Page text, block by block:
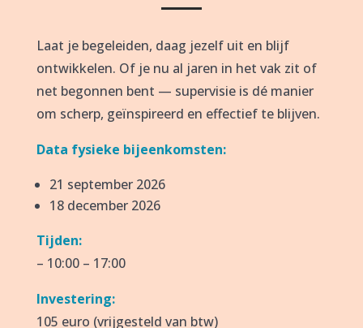
Laat je begeleiden, daag jezelf uit en blijf
ontwikkelen. Of je nu al jaren in het vak zit of
net begonnen bent — supervisie is dé manier
om scherp, geïnspireerd en effectief te blijven.
Data fysieke bijeenkomsten:
21 september 2026
18 december 2026
Tijden:
– 10:00 – 17:00
Investering:
105 euro (vrijgesteld van btw)